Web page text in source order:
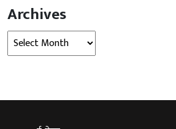
Archives
Archives